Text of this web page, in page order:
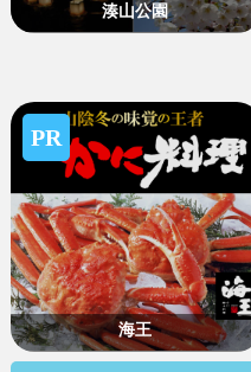
湊山公園
PR
海王